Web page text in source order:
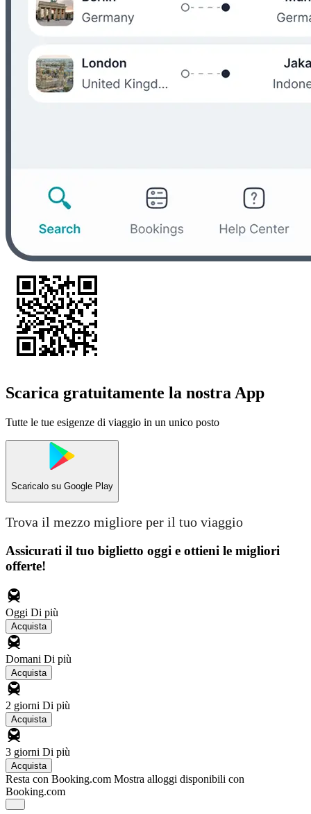
Scarica gratuitamente la nostra App
Tutte le tue esigenze di viaggio in un unico posto
Scaricalo su Google Play
Trova il mezzo migliore per il tuo viaggio
Assicurati il ​​tuo biglietto oggi e ottieni le migliori
offerte!
Oggi Di più
Acquista
Domani Di più
Acquista
2 giorni Di più
Acquista
3 giorni Di più
Acquista
Resta con Booking.com Mostra alloggi disponibili con
Booking.com